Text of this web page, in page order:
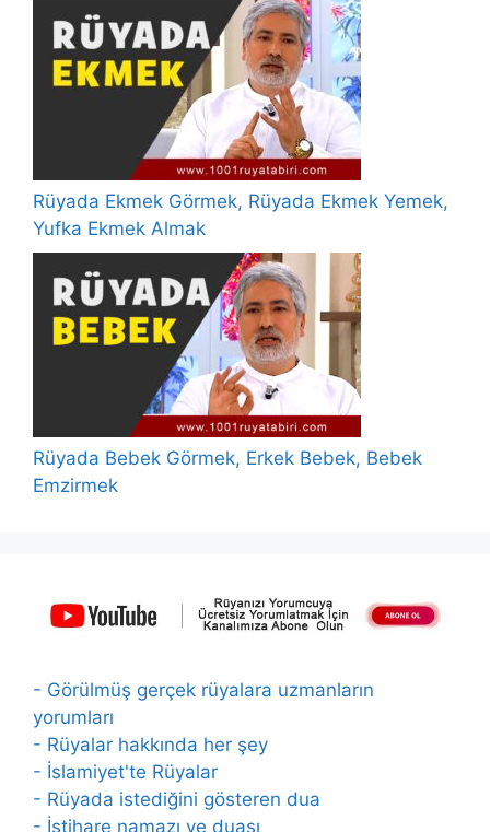
Rüyada Ekmek Görmek, Rüyada Ekmek Yemek,
Yufka Ekmek Almak
Rüyada Bebek Görmek, Erkek Bebek, Bebek
Emzirmek
- Görülmüş gerçek rüyalara uzmanların
yorumları
- Rüyalar hakkında her şey
- İslamiyet'te Rüyalar
- Rüyada istediğini gösteren dua
- İstihare namazı ve duası